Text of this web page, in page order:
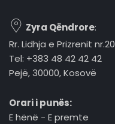
Zyra Qëndrore:
Rr. Lidhja e Prizrenit nr.20
Tel: +383 48 42 42 42
Pejë, 30000, Kosovë
Orari i punës:
E hënë - E premte